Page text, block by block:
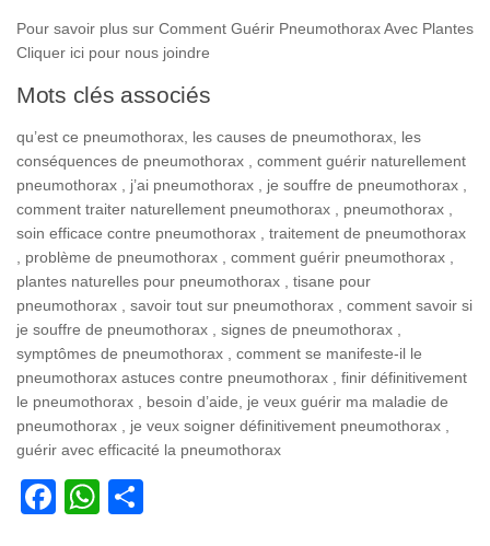
Pour savoir plus sur Comment Guérir Pneumothorax Avec Plantes
Cliquer ici pour nous joindre
Mots clés associés
qu’est ce pneumothorax, les causes de pneumothorax, les
conséquences de pneumothorax , comment guérir naturellement
pneumothorax , j’ai pneumothorax , je souffre de pneumothorax ,
comment traiter naturellement pneumothorax , pneumothorax ,
soin efficace contre pneumothorax , traitement de pneumothorax
, problème de pneumothorax , comment guérir pneumothorax ,
plantes naturelles pour pneumothorax , tisane pour
pneumothorax , savoir tout sur pneumothorax , comment savoir si
je souffre de pneumothorax , signes de pneumothorax ,
symptômes de pneumothorax , comment se manifeste-il le
pneumothorax astuces contre pneumothorax , finir définitivement
le pneumothorax , besoin d’aide, je veux guérir ma maladie de
pneumothorax , je veux soigner définitivement pneumothorax ,
guérir avec efficacité la pneumothorax
Facebook
WhatsApp